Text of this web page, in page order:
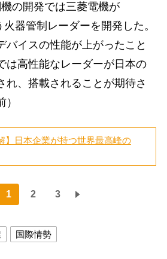
の開発では三菱電機が
火器管制レーダーを開発した。
バイスの性能が上がったこと
は高性能なレーダーが日本の
れ、搭載されることが期待さ
】日本企業が持つ世界最高峰の
1 2 3
国際情勢